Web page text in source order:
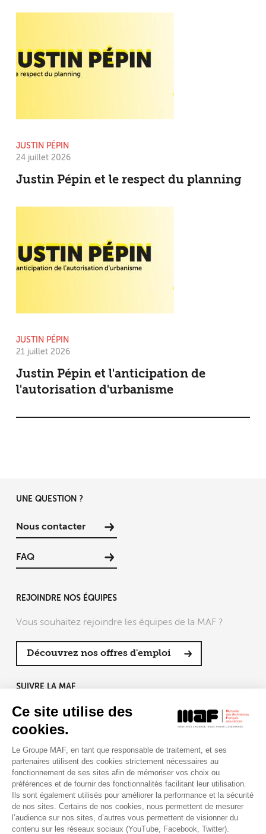
Ce site utilise des
cookies.
Le Groupe MAF, en tant que responsable de traitement, et ses
partenaires utilisent des cookies strictement nécessaires au
fonctionnement de ses sites afin de mémoriser vos choix ou
préférences et de fournir des fonctionnalités facilitant leur utilisation.
Ils sont également utilisés pour améliorer la performance et la sécurité
de nos sites. Certains de nos cookies, nous permettent de mesurer
l’audience sur nos sites, d’autres vous permettent de visionner du
contenu sur les réseaux sociaux (YouTube, Facebook, Twitter).
JUSTIN PÉPIN
24 juillet 2026
Justin Pépin et le respect du planning
JUSTIN PÉPIN
21 juillet 2026
Justin Pépin et l'anticipation de
l'autorisation d'urbanisme
UNE QUESTION ?
Nous contacter
FAQ
REJOINDRE NOS ÉQUIPES
Vous souhaitez rejoindre les équipes de la MAF ?
Découvrez nos offres d'emploi
SUIVRE LA MAF
RETROUVEZ-NOUS SUR :